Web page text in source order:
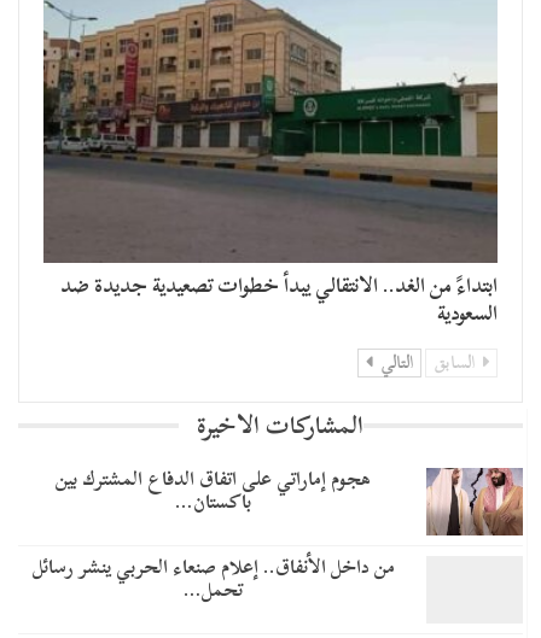
​ابتداءً من الغد.. الانتقالي يبدأ خطوات تصعيدية جديدة ضد
السعودية
السابق التالي
المشاركات الاخيرة
هجوم إماراتي على اتفاق الدفاع المشترك بين
باكستان…
من داخل الأنفاق.. إعلام صنعاء الحربي ينشر رسائل
تحمل…